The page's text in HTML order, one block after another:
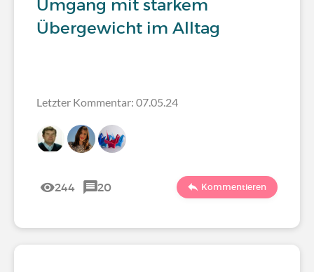
Umgang mit starkem
Übergewicht im Alltag
Letzter Kommentar: 07.05.24
244 20 Kommentieren